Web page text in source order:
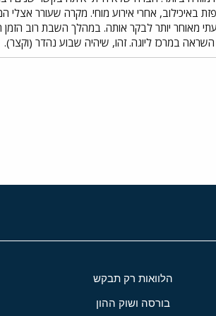
מאוחר יותר לבקר אותה. במהלך השבת רוב
במרכז ליוגה. זהו, שיהיה שבוע נהדר (וקצר).
הלוואות רק תבקש
בורסה ושוק ההון